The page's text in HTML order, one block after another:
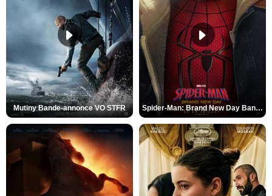
Mutiny Bande-annonce VO STFR Spider-Man: Brand New Day Bande-annonce VO STFR